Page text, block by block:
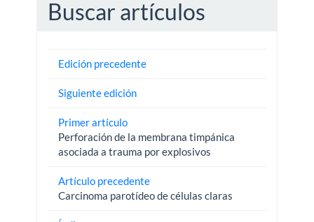
Buscar artículos
Edición precedente
Siguiente edición
Primer artículo
Perforación de la membrana timpánica
asociada a trauma por explosivos
Artículo precedente
Carcinoma parotídeo de células claras